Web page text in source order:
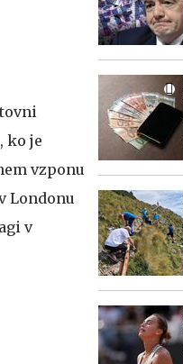
ko je
vzponu
Londonu
v